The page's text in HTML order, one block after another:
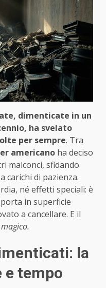
dimenticate in un
ha svelato
per sempre. Tra
americano ha deciso
malconci, sfidando
carichi di pazienza.
né effetti speciali: è
in superficie
a cancellare. E il
la
e tempo